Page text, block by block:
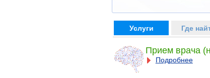
Услуги Где
Прием врача
Подробнее